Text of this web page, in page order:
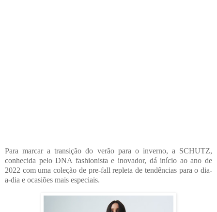
Para marcar a transição do verão para o inverno, a SCHUTZ,
conhecida pelo DNA fashionista e inovador, dá início ao ano de
2022 com uma coleção de pre-fall repleta de tendências para o dia-
a-dia e ocasiões mais especiais.